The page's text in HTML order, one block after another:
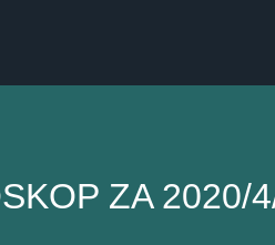
ZA 2020/